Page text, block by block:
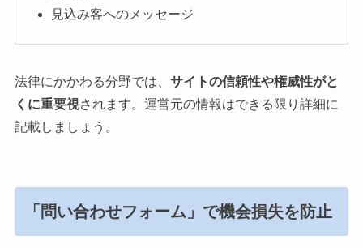
見込み客へのメッセージ
法律にかかわる分野では、 サイトの信頼性や権威性がと
くに重要視されます。運営元の情報はできる限り詳細に
記載しましょう。
「問い合わせフォーム」で機会損失を防止